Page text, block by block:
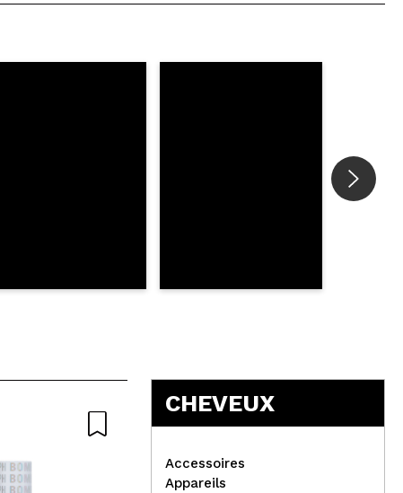
CHEVEUX
Accessoires
Appareils